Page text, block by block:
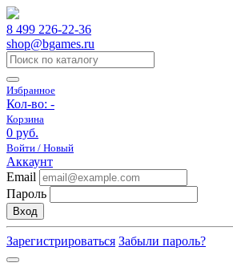
8 499 226-22-36
shop@bgames.ru
Избранное
Кол-во: -
Корзина
0 руб.
Войти / Новый
Аккаунт
Email
Пароль
Вход
Зарегистрироваться Забыли пароль?